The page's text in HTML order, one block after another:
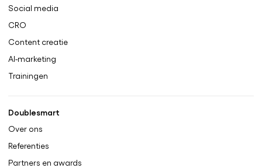
Social media
CRO
Content creatie
AI-marketing
Trainingen
Doublesmart
Over ons
Referenties
Partners en awards